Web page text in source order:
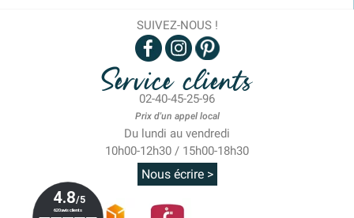
SUIVEZ-NOUS !
Service clients
02-40-45-25-96
Prix d'un appel local
Du lundi au vendredi
10h00-12h30 / 15h00-18h30
Nous écrire >